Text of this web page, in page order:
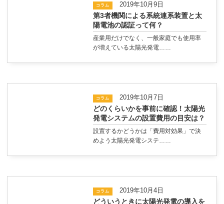
コラム 2019年10月9日
第3者機関による系統連系装置と太
陽電池の認証って何？
産業用だけでなく、一般家庭でも使用率
が増えている太陽光発電……
コラム 2019年10月7日
どのくらいかを事前に確認！太陽光
発電システムの設置費用の目安は？
設置するかどうかは「費用対効果」で決
めよう太陽光発電システ……
コラム 2019年10月4日
どういうときに太陽光発電の導入を